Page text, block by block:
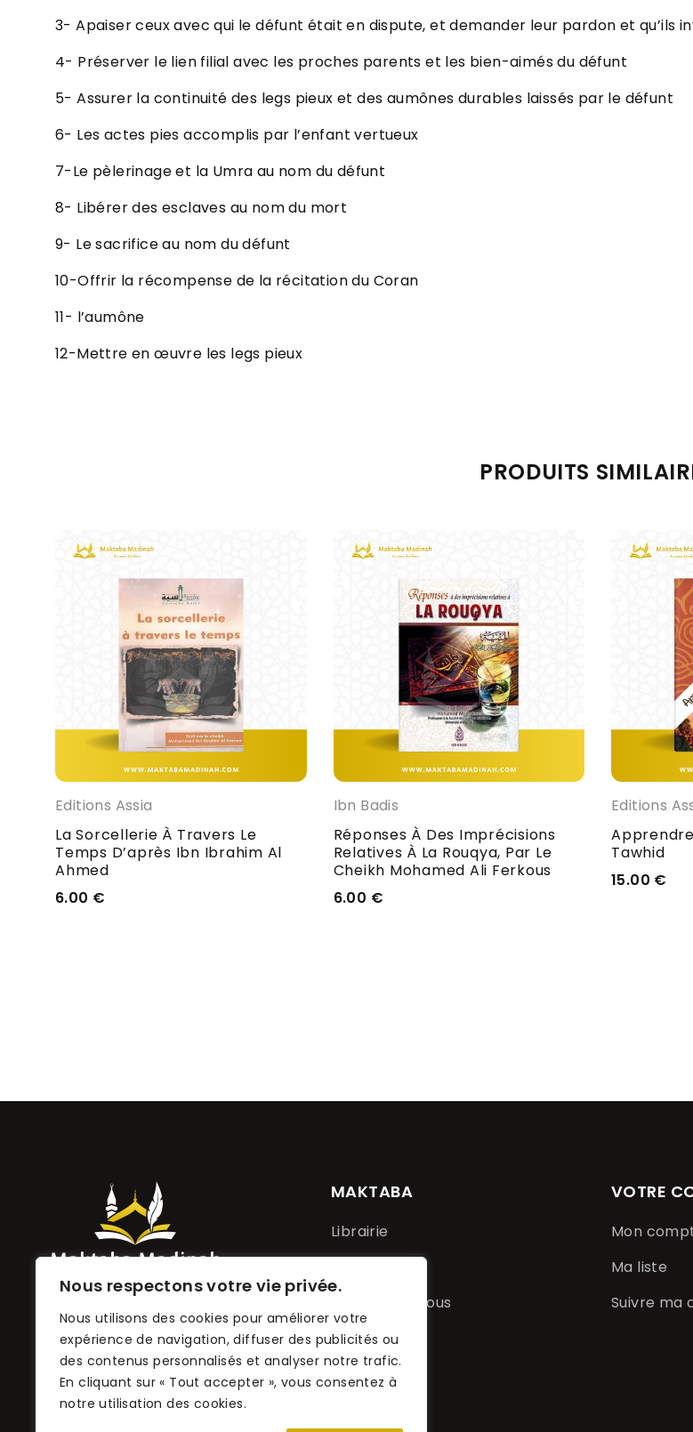
Nous respectons votre vie privée.
Nous utilisons des cookies pour améliorer votre
expérience de navigation, diffuser des publicités ou
des contenus personnalisés et analyser notre trafic.
En cliquant sur « Tout accepter », vous consentez à
notre utilisation des cookies.
3- Apaiser ceux avec qui le défunt était en dispute, et demander leur pardon et qu’ils
4- Préserver le lien filial avec les proches parents et les bien-aimés du défunt
5- Assurer la continuité des legs pieux et des aumônes durables laissés par le défunt
6- Les actes pies accomplis par l’enfant vertueux
7-Le pèlerinage et la Umra au nom du défunt
8- Libérer des esclaves au nom du mort
9- Le sacrifice au nom du défunt
10-Offrir la récompense de la récitation du Coran
11- l’aumône
12-Mettre en œuvre les legs pieux
PRODUITS
Editions Assia
La Sorcellerie À Travers Le
Temps D’après Ibn Ibrahim Al
Ahmed
6.00 €
Ibn Badis
Réponses À Des Imprécisions
Relatives À La Rouqya, Par Le
Cheikh Mohamed Ali Ferkous
6.00 €
Editions
Tawhid
15.00 €
Maktaba Madinah, votre
librairie spécialisée
conforme au Coran et à la
Sunnah.
MAKTABA
Librairie
Contactez-nous
VOTRE
Mon
Ma liste
Suivre ma